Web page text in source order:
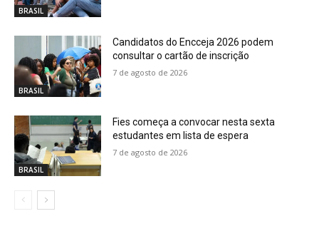
BRASIL
BRASIL
Candidatos do Encceja 2026 podem
consultar o cartão de inscrição
7 de agosto de 2026
BRASIL
Fies começa a convocar nesta sexta
estudantes em lista de espera
7 de agosto de 2026